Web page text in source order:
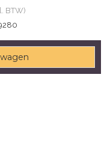
BTW)